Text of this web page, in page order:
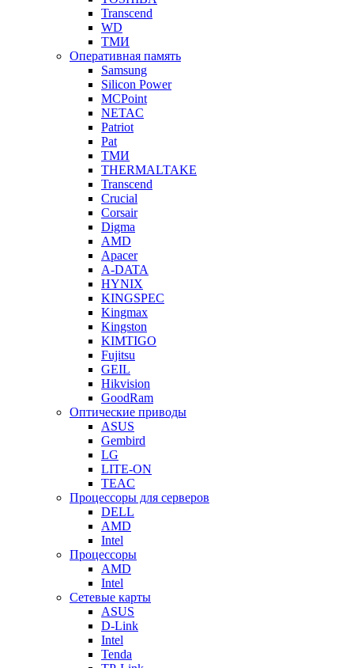
Transcend
WD
ТМИ
Оперативная память
Samsung
Silicon Power
MCPoint
NETAC
Patriot
Pat
ТМИ
THERMALTAKE
Transcend
Crucial
Corsair
Digma
AMD
Apacer
A-DATA
HYNIX
KINGSPEC
Kingmax
Kingston
KIMTIGO
Fujitsu
GEIL
Hikvision
GoodRam
Оптические приводы
ASUS
Gembird
LG
LITE-ON
TEAC
Процессоры для серверов
DELL
AMD
Intel
Процессоры
AMD
Intel
Сетевые карты
ASUS
D-Link
Intel
Tenda